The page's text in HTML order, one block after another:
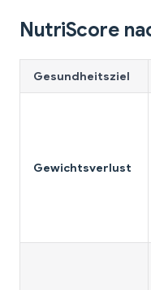
NutriScore
Gesundheitsziel
Gewichtsverlust